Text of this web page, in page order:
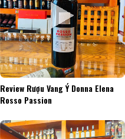
Review Rượu Vang Ý Donna Elena
Rosso Passion